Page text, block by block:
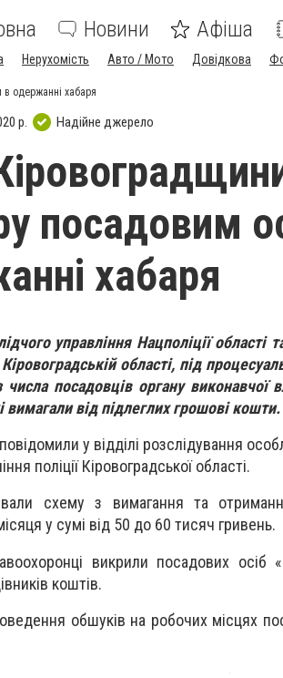
Новини Афіша
Нерухомість Авто / Мото Довідкова
одержанні хабаря
р. Надійне джерело
посадовим
хабаря
управління Нацполіції області
області, під
числа посадовців органу виконавчої
вимагали від підлеглих грошові кошти.
повідомили у відділі розслідування
поліції Кіровоградської області.
схему з вимагання та
у сумі від 50 до 60 тисяч гривень.
викрили посадових
коштів.
обшуків на робочих місцях